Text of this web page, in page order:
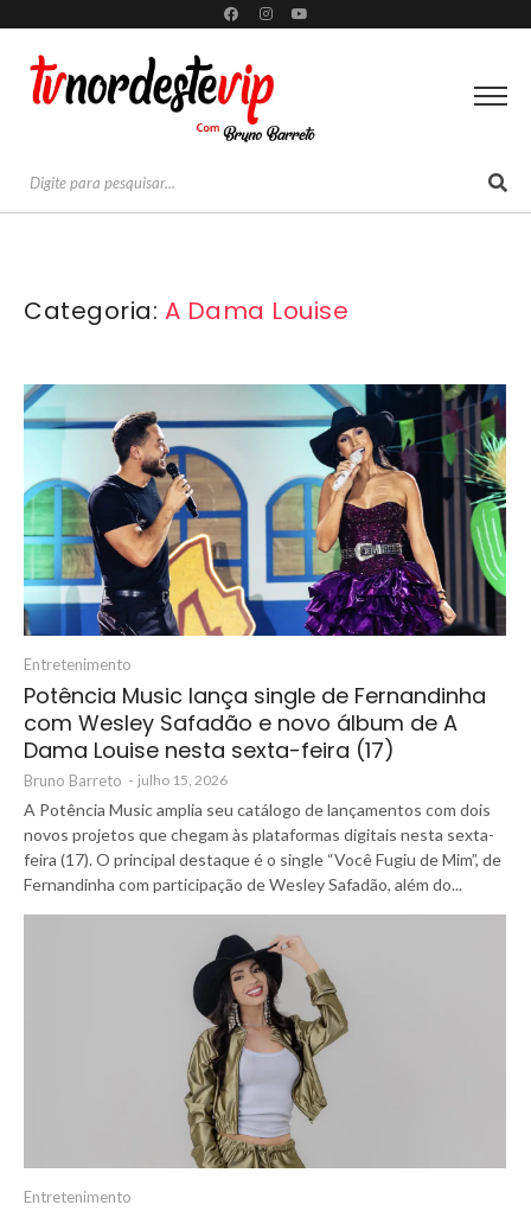
Categoria: A Dama Louise
Entretenimento
Potência Music lança single de Fernandinha
com Wesley Safadão e novo álbum de A
Dama Louise nesta sexta-feira (17)
Bruno Barreto - julho 15, 2026
A Potência Music amplia seu catálogo de lançamentos com dois
novos projetos que chegam às plataformas digitais nesta sexta-
feira (17). O principal destaque é o single “Você Fugiu de Mim”, de
Fernandinha com participação de Wesley Safadão, além do...
Entretenimento